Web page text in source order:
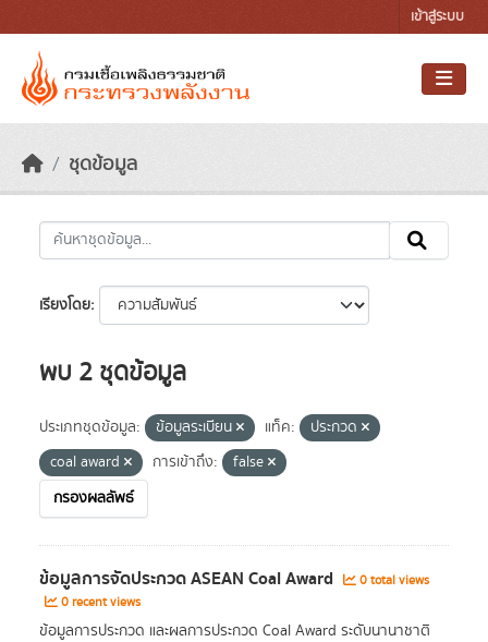
เข้าสู่ระบบ
ชุดข้อมูล
เรียงโดย
พบ 2 ชุดข้อมูล
ประเภทชุดข้อมูล: ข้อมูลระเบียน แท็ค:
ประกวด
coal award
การเข้าถึง:
false
กรองผลลัพธ์
ข้อมูลการจัดประกวด ASEAN Coal Award
0 total views
0 recent views
ข้อมูลการประกวด และผลการประกวด Coal Award ระดับนานาชาติ